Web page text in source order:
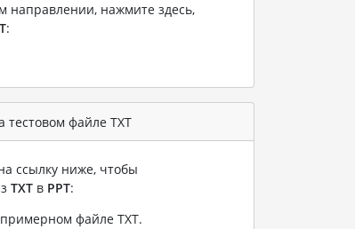
направлении, нажмите здесь,
:
тестовом файле TXT
ссылку ниже, чтобы
TXT в PPT:
файле TXT.